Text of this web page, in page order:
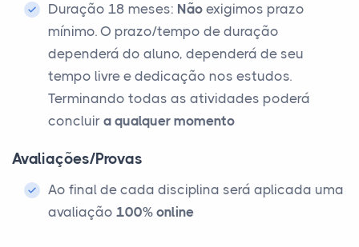
Duração 18 meses: Não exigimos prazo
mínimo. O prazo/tempo de duração
dependerá do aluno, dependerá de seu
tempo livre e dedicação nos estudos.
Terminando todas as atividades poderá
concluir a qualquer momento
Avaliações/Provas
Ao final de cada disciplina será aplicada uma
avaliação 100% online